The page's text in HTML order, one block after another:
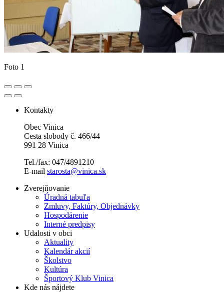
Foto 1
Kontakty
Obec Vinica
Cesta slobody č. 466/44
991 28 Vinica
Tel./fax: 047/4891210
E-mail starosta@vinica.sk
Zverejňovanie
Úradná tabuľa
Zmluvy, Faktúry, Objednávky
Hospodárenie
Interné predpisy
Udalosti v obci
Aktuality
Kalendár akcií
Školstvo
Kultúra
Športový Klub Vinica
Kde nás nájdete